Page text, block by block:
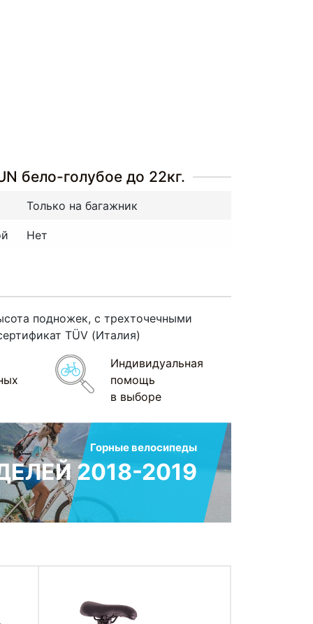
бело-голубое до 22кг.
Только на багажник
Нет
подножек, с трехточечными
TÜV (Италия)
Индивидуальная
помощь
в выборе
Горные велосипеды
2018-2019